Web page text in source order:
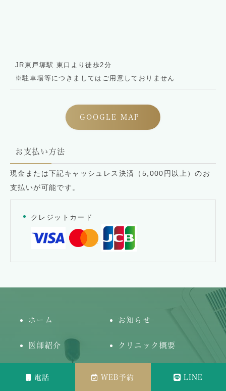
電話 WEB予約 LINE
JR東戸塚駅 東口より徒歩2分
※駐車場等につきましてはご用意しておりません
GOOGLE MAP
お支払い方法
現金または下記キャッシュレス決済（5,000円以上）のお
支払いが可能です。
クレジットカード
ホーム お知らせ
医師紹介 クリニック概要